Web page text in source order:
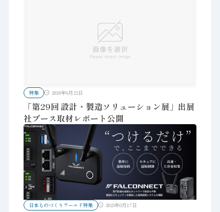
特集 2018年6月22日
「第29回 設計・製造ソリューション展」出展
社ブース取材レポート公開
日本ものづくりワールド特集 2023年6月17日